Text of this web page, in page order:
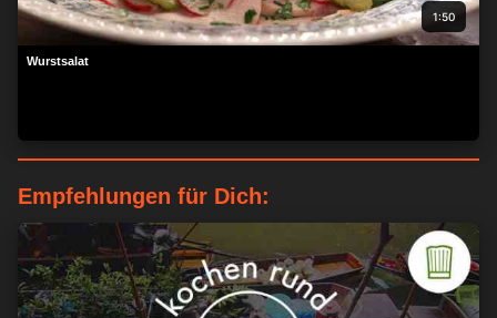
1:50
Wurstsalat
Empfehlungen für Dich: